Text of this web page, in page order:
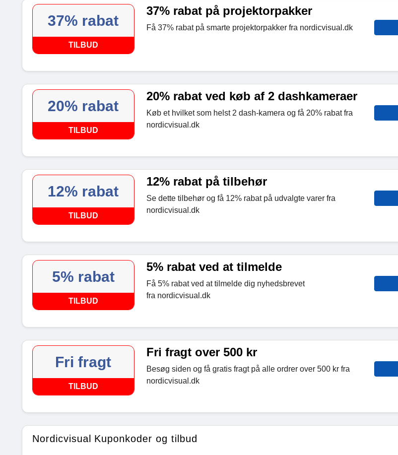
37% rabat
TILBUD
37% rabat på projektorpakker
Få 37% rabat på smarte projektorpakker fra nordicvisual.dk
20% rabat
TILBUD
20% rabat ved køb af 2 dashkameraer
Køb et hvilket som helst 2 dash-kamera og få 20% rabat fra
nordicvisual.dk
12% rabat
TILBUD
12% rabat på tilbehør
Se dette tilbehør og få 12% rabat på udvalgte varer fra
nordicvisual.dk
5% rabat
TILBUD
5% rabat ved at tilmelde
Få 5% rabat ved at tilmelde dig nyhedsbrevet
fra nordicvisual.dk
Fri fragt
TILBUD
Fri fragt over 500 kr
Besøg siden og få gratis fragt på alle ordrer over 500 kr fra
nordicvisual.dk
Nordicvisual Kuponkoder og tilbud